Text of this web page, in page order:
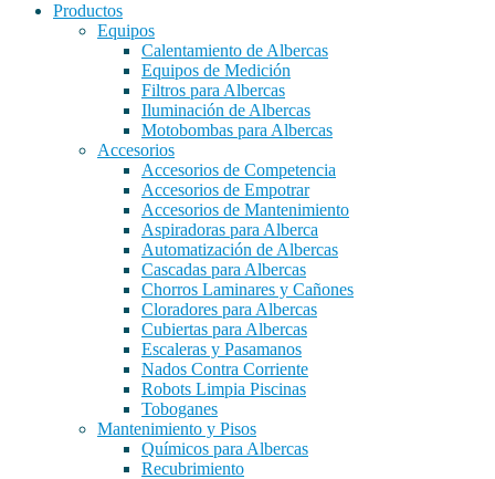
Productos
Equipos
Calentamiento de Albercas
Equipos de Medición
Filtros para Albercas
Iluminación de Albercas
Motobombas para Albercas
Accesorios
Accesorios de Competencia
Accesorios de Empotrar
Accesorios de Mantenimiento
Aspiradoras para Alberca
Automatización de Albercas
Cascadas para Albercas
Chorros Laminares y Cañones
Cloradores para Albercas
Cubiertas para Albercas
Escaleras y Pasamanos
Nados Contra Corriente
Robots Limpia Piscinas
Toboganes
Mantenimiento y Pisos
Químicos para Albercas
Recubrimiento